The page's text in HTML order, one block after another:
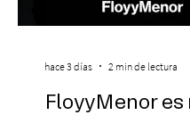
FloyyMenor es
hace 3 días 2 min de lectura